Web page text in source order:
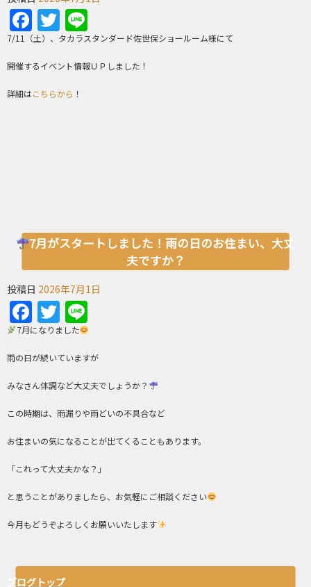
Facebook
Twitter
7/11（土）、タカラスタンダード佐世保ショールーム様にて
開催するイベント情報ＵＰしました！
詳細はこちらから ！
7月がスタートしました！雨の日のお住まい、大丈
夫ですか？
投稿日 2026年7月1日
Facebook
Twitter
7月になりました
雨の日が続いていますが
みなさん体調など大丈夫でしょうか？
この時期は、雨漏りや雨どいの不具合など
お住まいの気になることが出てくることもあります。
「これって大丈夫かな？」
と思うことがありましたら、お気軽にご相談ください
今月もどうぞよろしくお願いいたします
ブログトップ